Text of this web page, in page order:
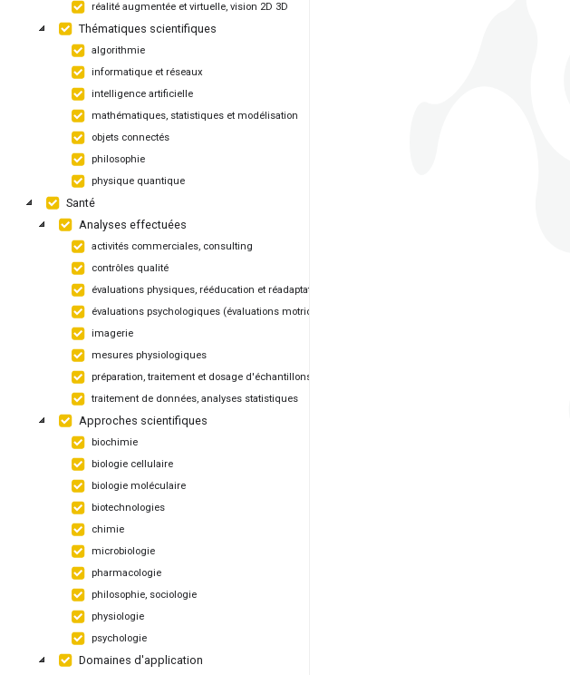
réalité augmentée et virtuelle, vision 2D 3D
Thématiques scientifiques
algorithmie
informatique et réseaux
intelligence artificielle
mathématiques, statistiques et modélisation
objets connectés
philosophie
physique quantique
Santé
Analyses effectuées
activités commerciales, consulting
contrôles qualité
évaluations physiques, rééducation et réadaptation
évaluations psychologiques (évaluations motrices, apprentissage)
imagerie
mesures physiologiques
préparation, traitement et dosage d'échantillons biologiques
traitement de données, analyses statistiques
Approches scientifiques
biochimie
biologie cellulaire
biologie moléculaire
biotechnologies
chimie
microbiologie
pharmacologie
philosophie, sociologie
physiologie
psychologie
Domaines d'application